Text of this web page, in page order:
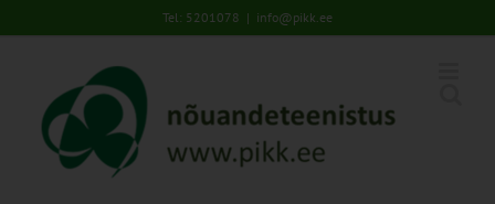
to
Tel: 5201078 | info@pikk.ee